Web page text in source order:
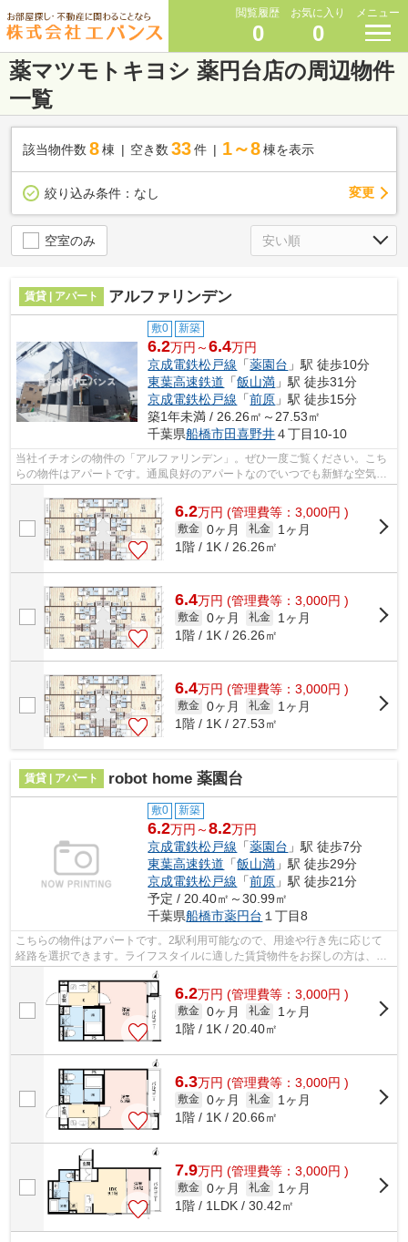
閲覧履歴
0
お気に入り
0
メニュー
薬マツモトキヨシ 薬円台店の周辺物件
一覧
該当物件数 8棟 空き数 33 件 1～8 棟を表示
絞り込み条件： なし 変更
空室のみ
賃貸 | アパート アルファリンデン
敷0 新築
6.2万円～6.4万円
京成電鉄松戸線 「薬園台 」駅 徒歩10分
東葉高速鉄道 「飯山満 」駅 徒歩31分
京成電鉄松戸線 「前原 」駅 徒歩15分
築1年未満 / 26.26㎡～27.53㎡
千葉県船橋市田喜野井４丁目10-10
当社イチオシの物件の「アルファリンデン」。ぜひ一度ご覧ください。こち
らの物件はアパートです。通風良好のアパートなのでいつでも新鮮な空気を
6.2万円 (管理費等：3,000円 )
敷金 0ヶ月 礼金
1ヶ月
1階 / 1K / 26.26㎡
6.4万円 (管理費等：3,000円 )
敷金 0ヶ月 礼金
1ヶ月
1階 / 1K / 26.26㎡
6.4万円 (管理費等：3,000円 )
敷金 0ヶ月 礼金
1ヶ月
1階 / 1K / 27.53㎡
賃貸 | アパート robot home 薬園台
敷0 新築
6.2万円～8.2万円
京成電鉄松戸線 「薬園台 」駅 徒歩7分
東葉高速鉄道 「飯山満 」駅 徒歩29分
京成電鉄松戸線 「前原 」駅 徒歩21分
予定 / 20.40㎡～30.99㎡
千葉県船橋市薬円台 １丁目8
こちらの物件はアパートです。2駅利用可能なので、用途や行き先に応じて
経路を選択できます。ライフスタイルに適した賃貸物件をお探しの方は、ぜ
ひ当社にお任せ下さい。当社は様々な物...
6.2万円 (管理費等：3,000円 )
敷金 0ヶ月 礼金
1ヶ月
1階 / 1K / 20.40㎡
6.3万円 (管理費等：3,000円 )
敷金 0ヶ月 礼金
1ヶ月
1階 / 1K / 20.66㎡
7.9万円 (管理費等：3,000円 )
敷金 0ヶ月 礼金
1ヶ月
1階 / 1LDK / 30.42㎡